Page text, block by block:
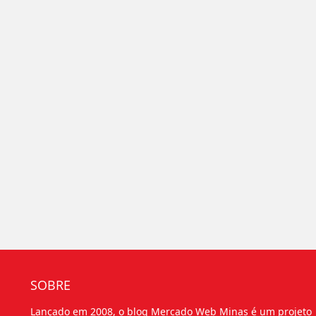
SOBRE
Lançado em 2008, o blog Mercado Web Minas é um projeto